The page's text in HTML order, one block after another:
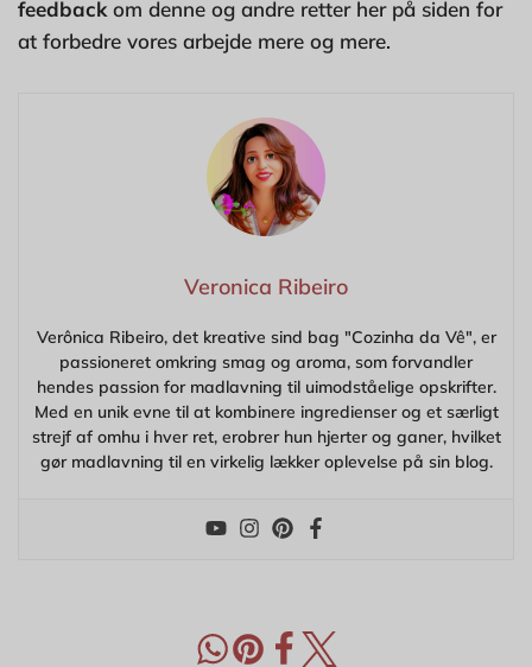
feedbackom denne og andre retter her på siden for
at forbedre vores arbejde mere og mere.
Veronica Ribeiro
Verônica Ribeiro, det kreative sind bag "Cozinha da Vê", er
passioneret omkring smag og aroma, som forvandler
hendes passion for madlavning til uimodståelige opskrifter.
Med en unik evne til at kombinere ingredienser og et særligt
strejf af omhu i hver ret, erobrer hun hjerter og ganer, hvilket
gør madlavning til en virkelig lækker oplevelse på sin blog.